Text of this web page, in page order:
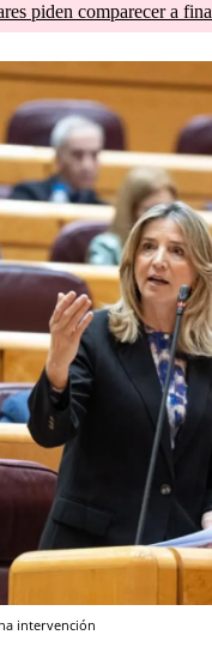
piden comparecer a
intervención